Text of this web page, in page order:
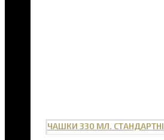
ЧАШКИ 330 МЛ. СТАНДАРТНІ